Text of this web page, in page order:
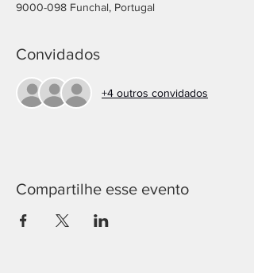
9000-098 Funchal, Portugal
Convidados
+4 outros convidados
Compartilhe esse evento